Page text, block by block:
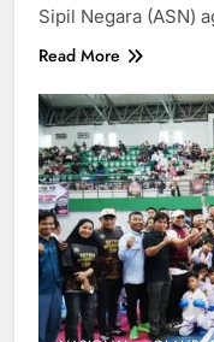
Sipil Negara (ASN)
Read More